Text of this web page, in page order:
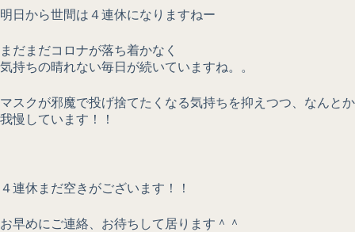
明日から世間は４連休になりますねー
まだまだコロナが落ち着かなく
気持ちの晴れない毎日が続いていますね。。
マスクが邪魔で投げ捨てたくなる気持ちを抑えつつ、なんとか
我慢しています！！
４連休まだ空きがございます！！
お早めにご連絡、お待ちして居ります＾＾